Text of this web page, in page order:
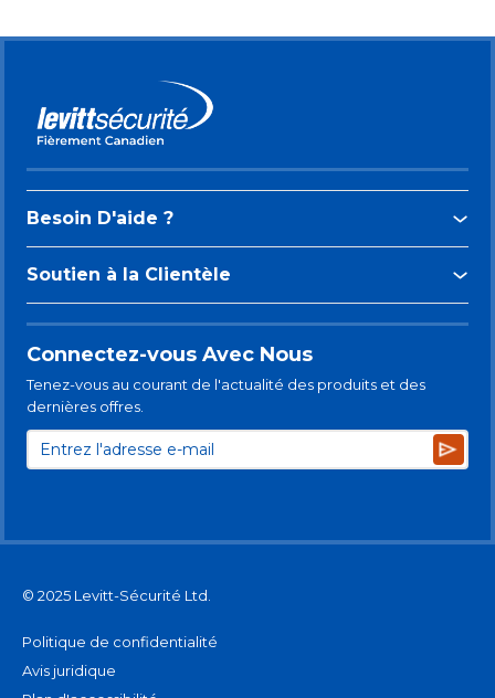
Besoin D'aide ?
Soutien à la Clientèle
Connectez-vous Avec Nous
Tenez-vous au courant de l'actualité des produits et des
dernières offres.
© 2025 Levitt-Sécurité Ltd.
Politique de confidentialité
Avis juridique